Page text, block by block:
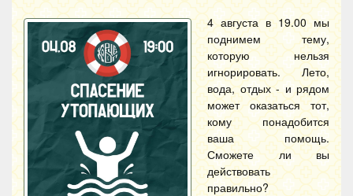
4 августа в 19.00 мы
поднимем тему,
которую нельзя
игнорировать. Лето,
вода, отдых - и рядом
может оказаться тот,
кому понадобится
ваша помощь.
Сможете ли вы
действовать
правильно?